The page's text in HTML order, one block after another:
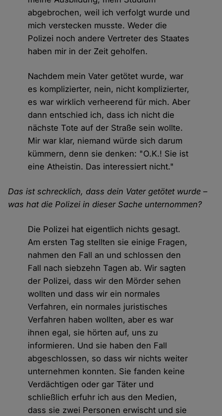
abgebrochen, weil ich verfolgt wurde und
mich verstecken musste. Weder die
Polizei noch andere Vertreter des Staates
haben mir in der Zeit geholfen.
Nachdem mein Vater getötet wurde, war
es komplizierter, nein, nicht komplizierter,
es war wirklich verheerend für mich. Aber
dann entschied ich, dass ich nicht die
nächste Tote auf der Straße sein wollte.
Mir war klar, niemand würde sich darum
kümmern, denn sie denken: "O.K.! Sie ist
eine Atheistin. Das interessiert nicht."
Das ist schrecklich, dass dein Vater getötet wurde –
was hat die Polizei in dieser Sache unternommen?
Die Polizei hat eigentlich nichts gesagt.
Am ersten Tag stellten sie einige Fragen,
nahmen den Fall an und schlossen den
Fall nach siebzehn Tagen ab. Wir sagten
der Polizei, dass wir den Mörder sehen
wollten und dass wir ein normales
Verfahren, ein normales juristisches
Verfahren haben wollten, aber es war
ihnen egal, sie hörten auf, uns zu
informieren. Und sie haben den Fall
abgeschlossen, so dass wir nichts weiter
unternehmen konnten. Sie fanden keine
Verdächtigen oder gar Täter und
schließlich erfuhr ich aus den Medien,
dass sie zwei Personen erwischt und sie